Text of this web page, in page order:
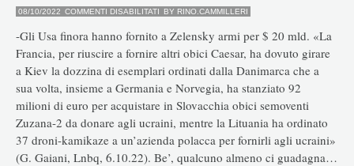
08/10/2022 COMMENTI DISABILITATI SU
BY RINO.CAMMILLERI
-Gli Usa finora hanno fornito a Zelensky armi per $ 20 mld. «La
Francia, per riuscire a fornire altri obici Caesar, ha dovuto girare
a Kiev la dozzina di esemplari ordinati dalla Danimarca che a
sua volta, insieme a Germania e Norvegia, ha stanziato 92
milioni di euro per acquistare in Slovacchia obici semoventi
Zuzana-2 da donare agli ucraini, mentre la Lituania ha ordinato
37 droni-kamikaze a un’azienda polacca per fornirli agli ucraini»
(G. Gaiani, Lnbq, 6.10.22). Be’, qualcuno almeno ci guadagna…